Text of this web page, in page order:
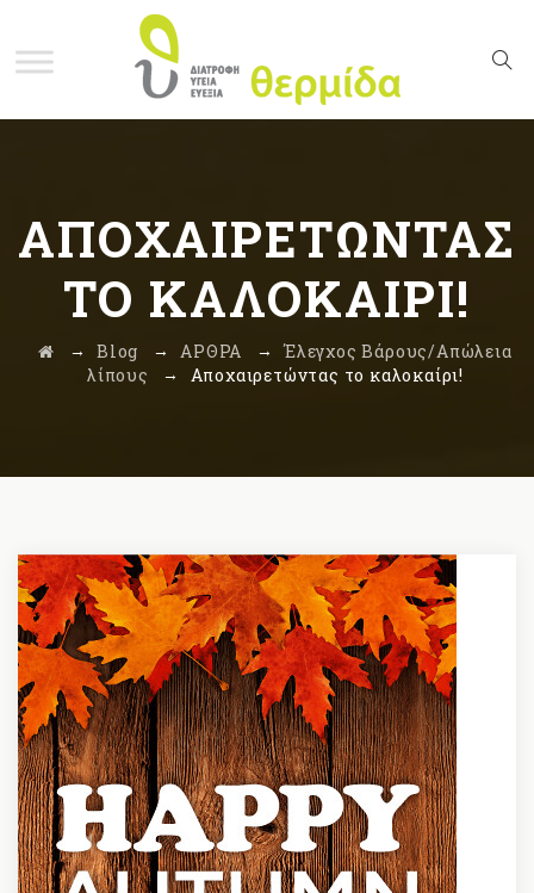
ΑΠΟΧΑΙΡΕΤΏΝΤΑΣ
ΤΟ ΚΑΛΟΚΑΊΡΙ!
→ Blog → ΑΡΘΡΑ → Έλεγχος Βάρους/Απώλεια
λίπους → Αποχαιρετώντας το καλοκαίρι!